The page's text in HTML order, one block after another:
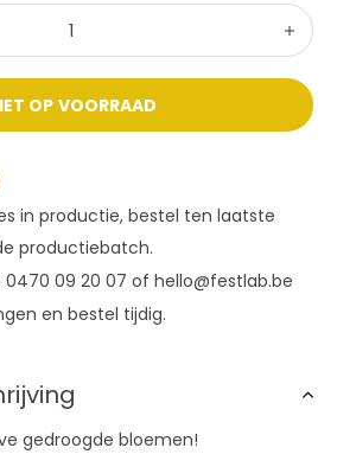
OP VOORRAAD
in productie, bestel ten laatste
productiebatch.
0470 09 20 07 of hello@festlab.be
en bestel tijdig.
gedroogde bloemen!